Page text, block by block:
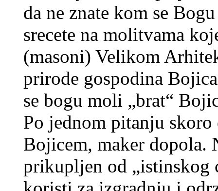
da ne znate kom se
srecete na molitvama
(masoni) Velikom
prirode gospodina
se bogu moli „brat“
Po jednom pitanju skoro
Bojicem, maker dopola.
prikupljen od „istinskog